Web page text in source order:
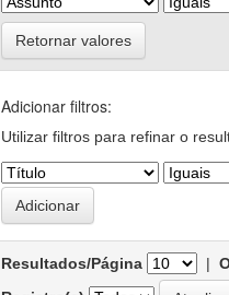
Retornar valores
Adicionar filtros:
Utilizar filtros para refinar o
Resultados/Página |